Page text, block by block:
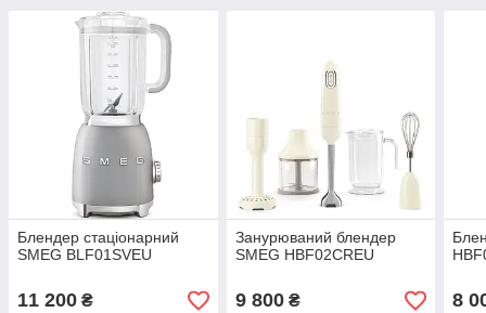
Блендер стаціонарний
SMEG BLF01SVEU
11 200 ₴
Занурюваний блендер
SMEG HBF02CREU
9 800₴ 8